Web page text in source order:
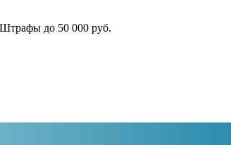
Штрафы до 50 000 руб.